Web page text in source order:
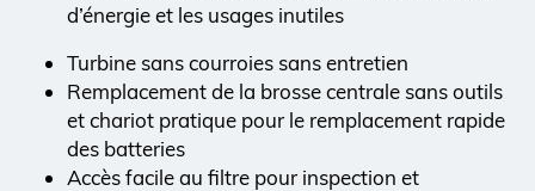
d’énergie et les usages inutiles
Turbine sans courroies sans entretien
Remplacement de la brosse centrale sans outils
et chariot pratique pour le remplacement rapide
des batteries
Accès facile au filtre pour inspection et